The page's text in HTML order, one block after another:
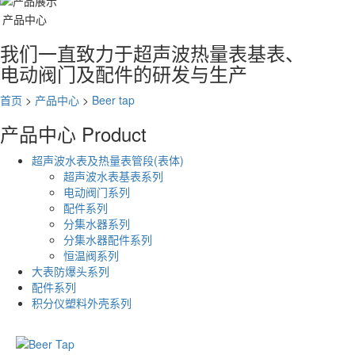
产品中心
我们一直致力于超声波热量表基表、
电动阀门及配件的研发与生产
首页 > 产品中心 > Beer tap
产品中心 Product
超声波水表及热量表管段(表体)
超声波水表基表系列
电动阀门系列
配件系列
分集水器系列
分集水器配件系列
恒温阀系列
大表防爆头系列
配件系列
积分仪塑料外壳系列